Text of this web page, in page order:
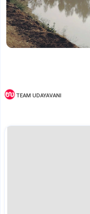
TEAM UDAYAVANI